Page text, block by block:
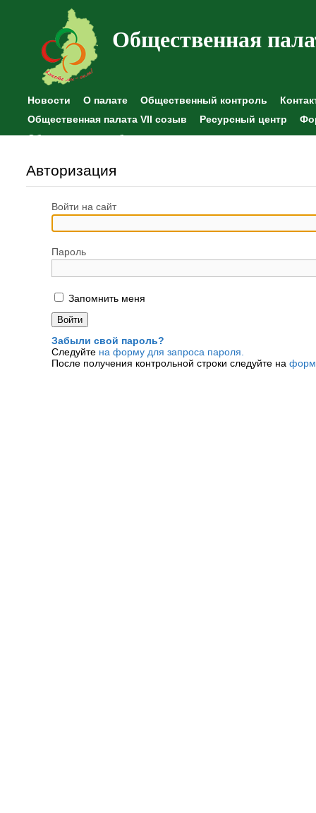
Общественная
Новости О палате Общественный контроль
Общественная палата VII созыв
Ресурсный центр
Общественные наблюдения
Авторизация
Войти на сайт
Пароль
Запомнить меня
Забыли свой пароль?
Следуйте на форму для запроса пароля.
После получения контрольной строки следуйте на